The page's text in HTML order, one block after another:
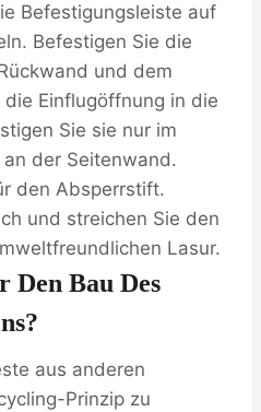
Befestigungsleiste auf
Befestigen Sie die
und dem
Einflugöffnung in die
Sie sie nur im
der Seitenwand.
den Absperrstift.
und streichen Sie den
Lasur.
Den Bau Des
aus anderen
Prinzip zu